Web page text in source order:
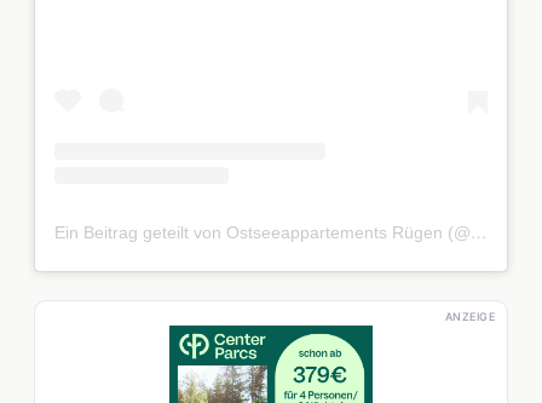
Ein Beitrag geteilt von Ostseeappartements Rügen (@ostseeappartements_ruegen)
ANZEIGE